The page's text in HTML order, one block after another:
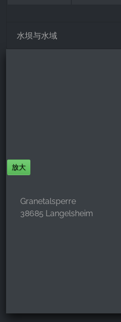
水坝与水域
放大
Granetalsperre
38685 Langelsheim